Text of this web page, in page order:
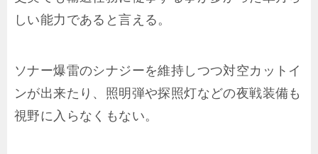
しい能力であると言える。
ソナー爆雷のシナジーを維持しつつ対空カットイ
ンが出来たり、照明弾や探照灯などの夜戦装備も
視野に入らなくもない。